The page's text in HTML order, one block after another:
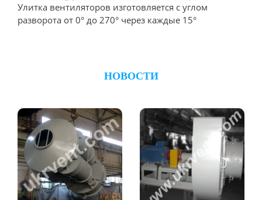
Улитка вентиляторов изготовляется с углом
разворота от 0° до 270° через каждые 15°
НОВОСТИ